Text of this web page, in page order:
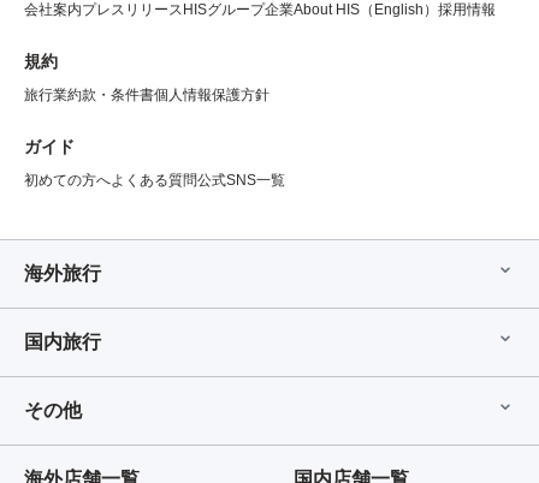
会社案内プレスリリース HISグループ企業About HIS（English） 採用情報
規約
旅行業約款・条件書個人情報保護方針
ガイド
初めての方へよくある質問公式SNS一覧
海外旅行
国内旅行
その他